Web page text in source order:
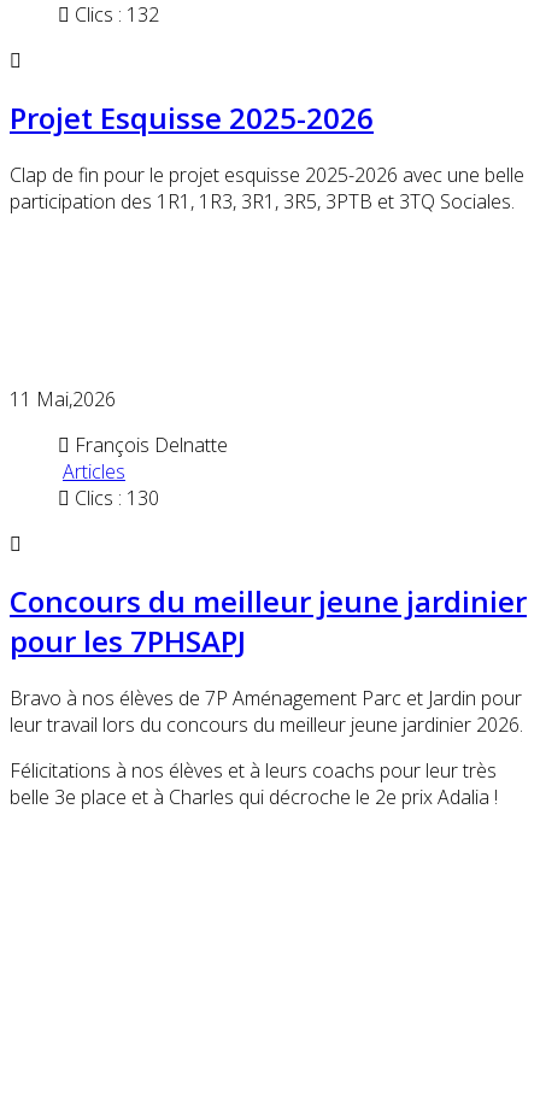
Clics : 132
Projet Esquisse 2025-2026
Clap de fin pour le projet esquisse 2025-2026 avec une belle
participation des 1R1, 1R3, 3R1, 3R5, 3PTB et 3TQ Sociales.
11 Mai,2026
François Delnatte
Articles
Clics : 130
Concours du meilleur jeune jardinier
pour les 7PHSAPJ
Bravo à nos élèves de 7P Aménagement Parc et Jardin pour
leur travail lors du concours du meilleur jeune jardinier 2026.
Félicitations à nos élèves et à leurs coachs pour leur très
belle 3e place et à Charles qui décroche le 2e prix Adalia !